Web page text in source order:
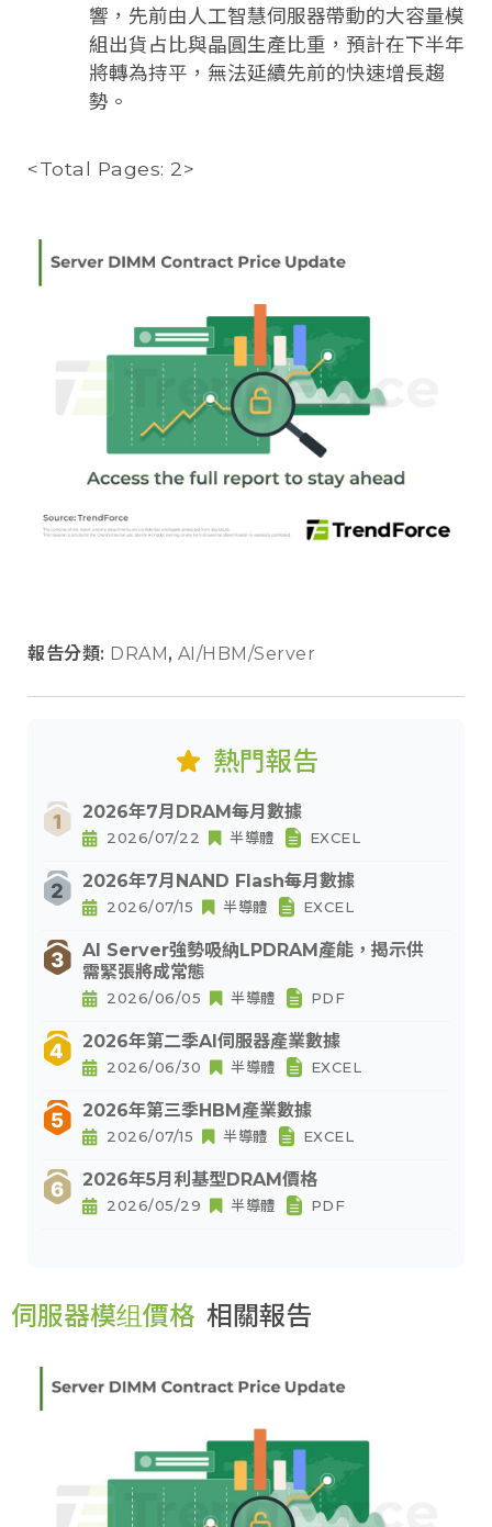
響，先前由人工智慧伺服器帶動的大容量模
組出貨占比與晶圓生產比重，預計在下半年
將轉為持平，無法延續先前的快速增長趨
勢。
<Total Pages: 2>
報告分類: DRAM, AI/HBM/Server
熱門報告
2026年7月DRAM每月數據
2026/07/22 半導體 EXCEL
2026年7月NAND Flash每月數據
2026/07/15 半導體 EXCEL
AI Server強勢吸納LPDRAM產能，揭示供
需緊張將成常態
2026/06/05 半導體 PDF
2026年第二季AI伺服器產業數據
2026/06/30 半導體 EXCEL
2026年第三季HBM產業數據
2026/07/15 半導體 EXCEL
2026年5月利基型DRAM價格
2026/05/29 半導體 PDF
伺服器模组價格 相關報告